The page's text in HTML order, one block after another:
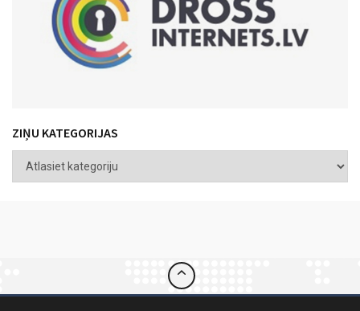
ZIŅU KATEGORIJAS